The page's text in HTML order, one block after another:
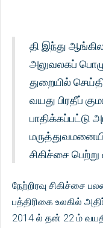
தி இந்து
அலுவலகப்
துறையில்
வயது பிரதீப்
பாதிக்கப்பட்டு
சிகிச்சை
நேற்றிரவு சிகிச்சை
பத்திரிகை உலகில்
2014 ல் தன் 22 ம்